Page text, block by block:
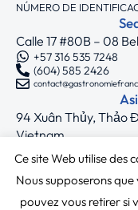
NÚMERO DE
Calle 17 #80B – 08
+57 316 535 7248
(604) 585 2426
94 Xuân Thủy, Thảo
Vietnam
+33 7 75 71 62 44
Ce site Web utilise des
Nous supposerons
pouvez vous retirer si